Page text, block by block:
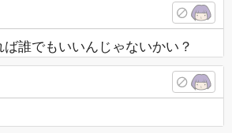
誰でもいいんじゃないかい？